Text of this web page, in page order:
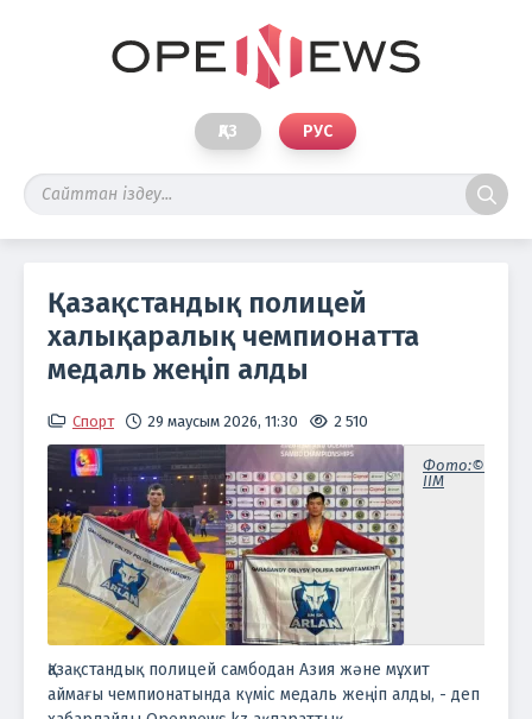
ҚАЗ РУС
Қазақстандық полицей
халықаралық чемпионатта
медаль жеңіп алды
Спорт 29 маусым 2026, 11:30 2 510
Фото:©
ІІМ
Қазақстандық полицей самбодан Азия және мұхит
аймағы чемпионатында күміс медаль жеңіп алды, - деп